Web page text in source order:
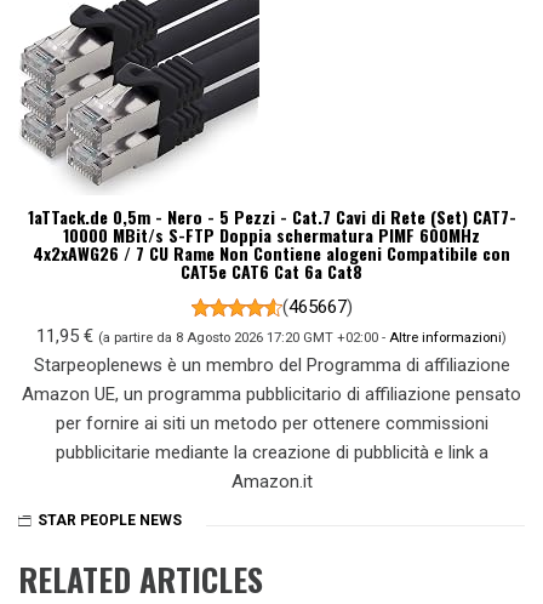
1aTTack.de 0,5m - Nero - 5 Pezzi - Cat.7 Cavi di Rete (Set) CAT7-
10000 MBit/s S-FTP Doppia schermatura PIMF 600MHz
4x2xAWG26 / 7 CU Rame Non Contiene alogeni Compatibile con
CAT5e CAT6 Cat 6a Cat8
(465667)
11,95 € (a partire da 8 Agosto 2026 17:20 GMT +02:00 - Altre informazioni)
Starpeoplenews è un membro del Programma di affiliazione
Amazon UE, un programma pubblicitario di affiliazione pensato
per fornire ai siti un metodo per ottenere commissioni
pubblicitarie mediante la creazione di pubblicità e link a
Amazon.it
STAR PEOPLE NEWS
RELATED ARTICLES